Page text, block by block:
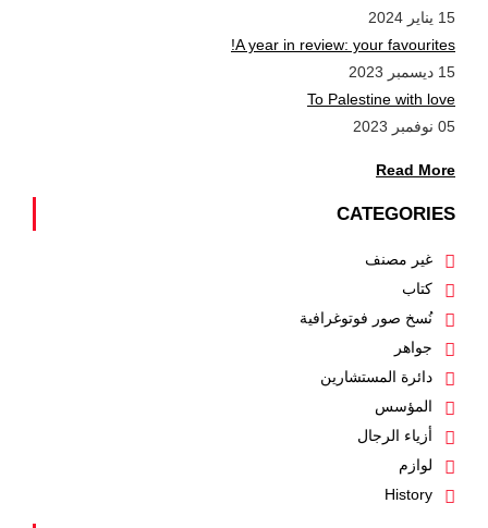
15 يناير 2024
A year in review: your favourites!
15 ديسمبر 2023
To Palestine with love
05 نوفمبر 2023
Read More
CATEGORIES
غير مصنف
كتاب
نُسخ صور فوتوغرافية
جواهر
دائرة المستشارين
المؤسس
أزياء الرجال
لوازم
History